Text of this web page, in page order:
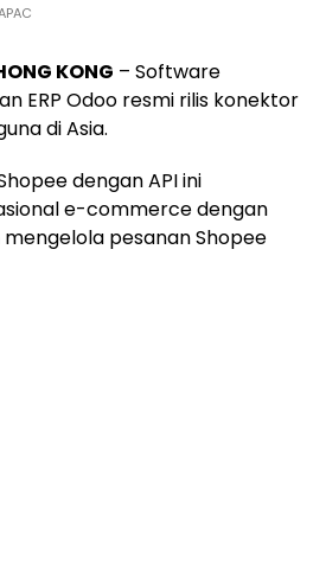
KONG – Software
ERP Odoo resmi rilis konektor
di Asia.
dengan API ini
e-commerce dengan
pesanan Shopee